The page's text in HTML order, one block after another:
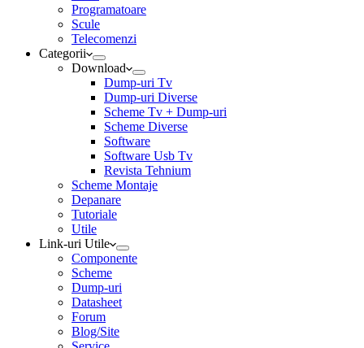
Programatoare
Scule
Telecomenzi
Categorii
Download
Dump-uri Tv
Dump-uri Diverse
Scheme Tv + Dump-uri
Scheme Diverse
Software
Software Usb Tv
Revista Tehnium
Scheme Montaje
Depanare
Tutoriale
Utile
Link-uri Utile
Componente
Scheme
Dump-uri
Datasheet
Forum
Blog/Site